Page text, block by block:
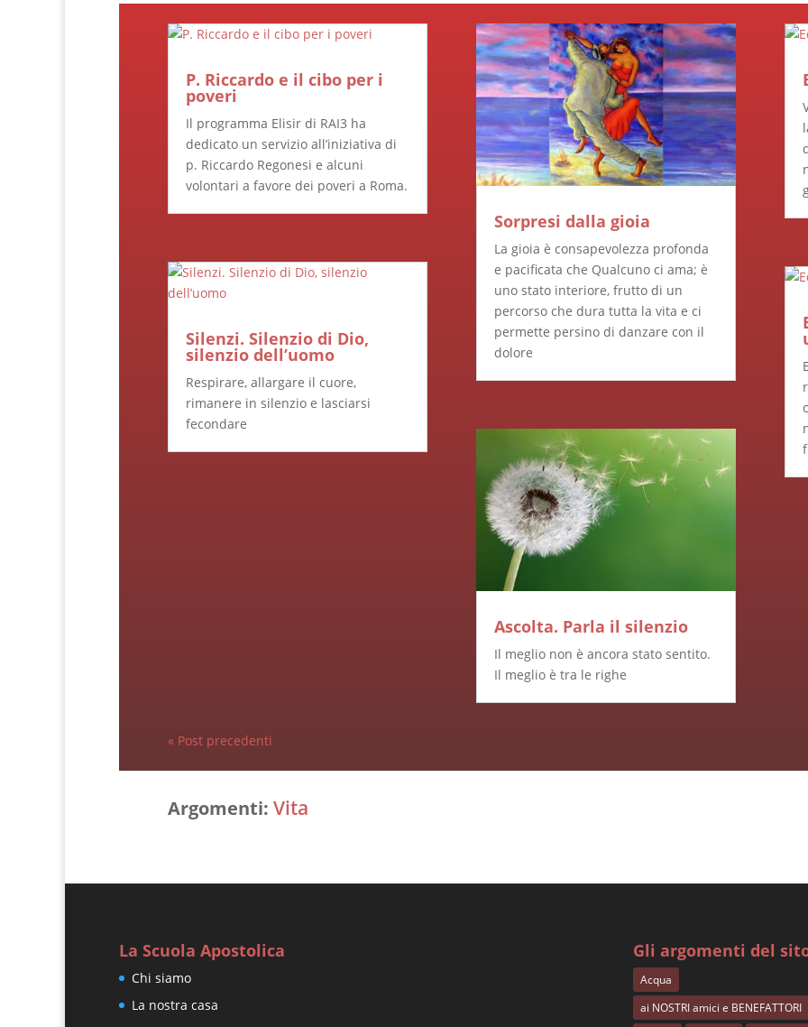
P. Riccardo e il cibo per i
poveri
Il programma Elisir di RAI3 ha
dedicato un servizio all’iniziativa di
p. Riccardo Regonesi e alcuni
volontari a favore dei poveri a Roma.
Silenzi. Silenzio di Dio,
silenzio dell’uomo
Respirare, allargare il cuore,
rimanere in silenzio e lasciarsi
fecondare
Sorpresi dalla gioia
La gioia è consapevolezza profonda
e pacificata che Qualcuno ci ama; è
uno stato interiore, frutto di un
percorso che dura tutta la vita e ci
permette persino di danzare con il
dolore
Ascolta. Parla il silenzio
Il meglio non è ancora stato sentito.
Il meglio è tra le righe
« Post precedenti
Argomenti: Vita
La Scuola Apostolica
Chi siamo
La nostra casa
Gli argomenti del
Acqua
ai NOSTRI amici e BENEFATTORI